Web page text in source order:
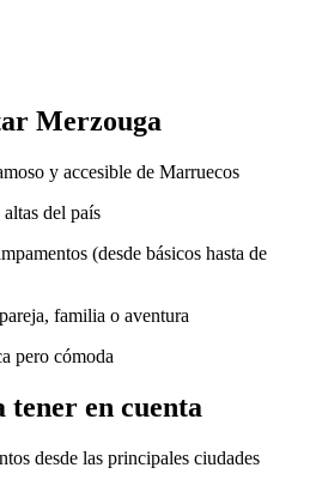
Merzouga
y accesible de Marruecos
del país
(desde básicos hasta de
familia o aventura
pero cómoda
tener en cuenta
desde las principales ciudades